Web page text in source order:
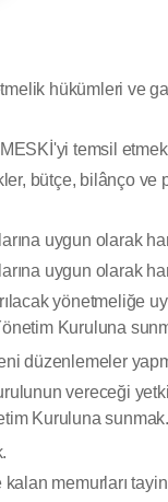
hükümleri ve
MESKİ'yi temsil
bütçe, bilânço
uygun olarak
uygun olarak
yönetmeliğe
Kuruluna
düzenlemeler
vereceği
Kuruluna sunmak.
memurları